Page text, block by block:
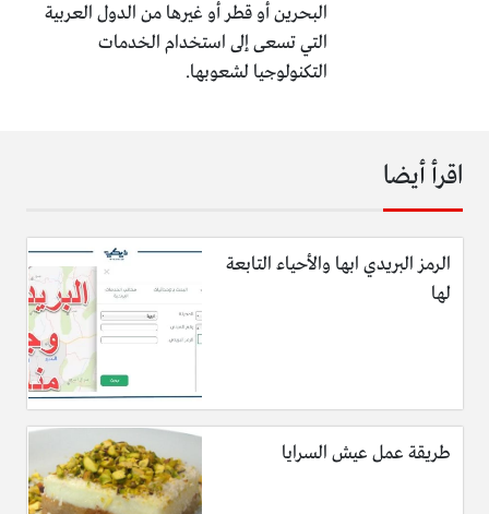
البحرين أو قطر أو غيرها من الدول العربية
التي تسعى إلى استخدام الخدمات
التكنولوجيا لشعوبها.
اقرأ أيضا
الرمز البريدي ابها والأحياء التابعة
لها
طريقة عمل عيش السرايا